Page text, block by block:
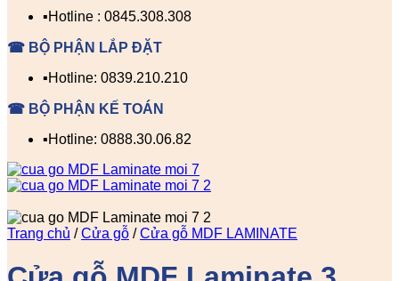
▪️Hotline : 0845.308.308
☎ BỘ PHẬN LẮP ĐẶT
▪️Hotline: 0839.210.210
☎ BỘ PHẬN KẾ TOÁN
▪️Hotline: 0888.30.06.82
Trang chủ / Cửa gỗ / Cửa gỗ MDF LAMINATE